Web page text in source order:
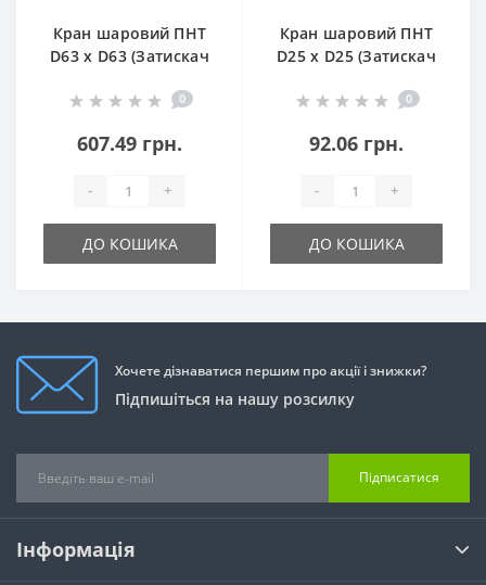
Кран шаровий ПНТ
D63 х D63 (Затискач
0
607.49 грн.
- +
ДО КОШИКА
Кран шаровий ПНТ
D25 х D25 (Затискач
0
92.06 грн.
- +
ДО КОШИКА
Хочете дізнаватися першим про акції і знижки?
Підпишіться на нашу розсилку
Підписатися
Інформація